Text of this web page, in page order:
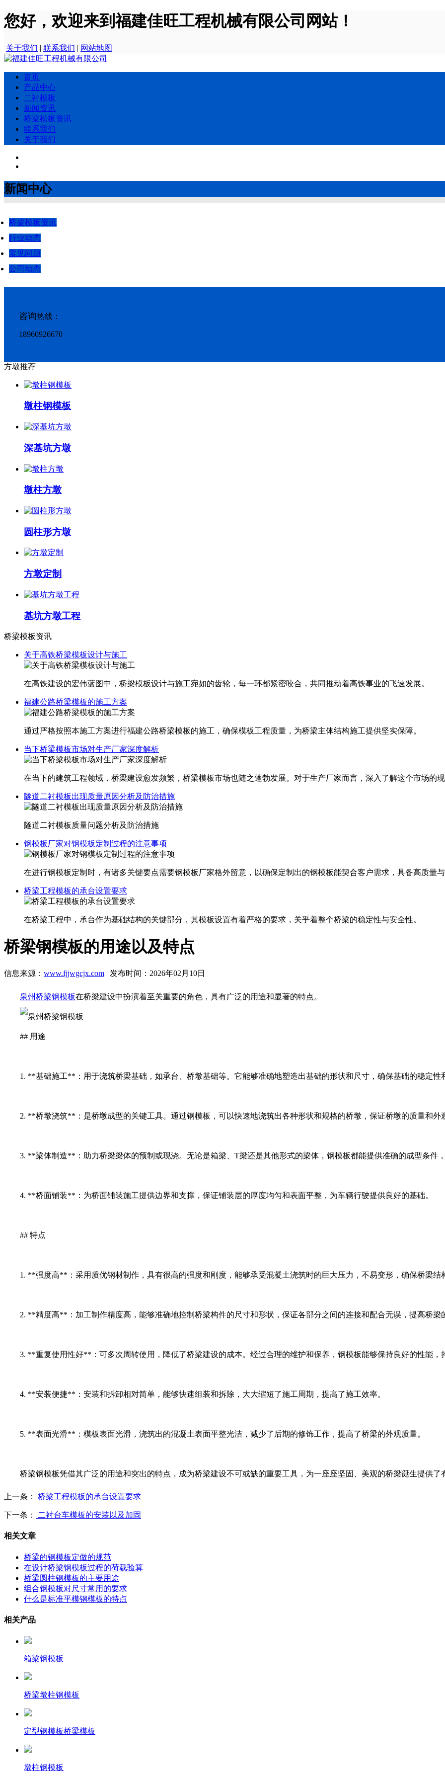
您好，欢迎来到福建佳旺工程机械有限公司网站！
关于我们 | 联系我们 | 网站地图
首页
产品中心
二衬模板
新闻资讯
桥梁模板资讯
联系我们
关于我们
新闻中心
桥梁模板资讯
行业动态
常见问题
公司动态
咨询热线：
18960926670
方墩推荐
墩柱钢模板
深基坑方墩
墩柱方墩
圆柱形方墩
方墩定制
基坑方墩工程
桥梁模板资讯
关于高铁桥梁模板设计与施工
在高铁建设的宏伟蓝图中，桥梁模板设计与施工宛如的齿轮，每一环都紧密咬合，共同推动着高铁事业的飞速发展。
福建公路桥梁模板的施工方案
通过严格按照本施工方案进行福建​公路桥梁模板的施工，确保模板工程质量，为桥梁主体结构施工提供坚实保障。
当下桥梁模板市场对生产厂家深度解析
在当下的建筑工程领域，桥梁建设愈发频繁，桥梁模板市场也随之蓬勃发展。对于生产厂家而言，深入了解这个市场的
隧道二衬模板出现质量原因分析及防治措施
隧道二衬模板质量问题分析及防治措施
钢模板厂家对钢模板定制过程的注意事项
在进行钢模板定制时，有诸多关键要点需要钢模板厂家格外留意，以确保定制出的钢模板能契合客户需求，具备高质量与
桥梁工程模板的承台设置要求
在桥梁工程中，承台作为基础结构的关键部分，其模板设置有着严格的要求，关乎着整个桥梁的稳定性与安全性。
桥梁钢模板的用途以及特点
信息来源： www.fjjwgcjx.com | 发布时间：2026年02月10日
泉州桥梁钢模板在桥梁建设中扮演着至关重要的角色，具有广泛的用途和显著的特点。
## 用途
1. **基础施工**：用于浇筑桥梁基础，如承台、桥墩基础等。它能够准确地塑造出基础的形状和尺寸，确保基础的稳定性
2. **桥墩浇筑**：是桥墩成型的关键工具。通过钢模板，可以快速地浇筑出各种形状和规格的桥墩，保证桥墩的质量和外
3. **梁体制造**：助力桥梁梁体的预制或现浇。无论是箱梁、T梁还是其他形式的梁体，钢模板都能提供准确的成型条件，
4. **桥面铺装**：为桥面铺装施工提供边界和支撑，保证铺装层的厚度均匀和表面平整，为车辆行驶提供良好的基础。
## 特点
1. **强度高**：采用质优钢材制作，具有很高的强度和刚度，能够承受混凝土浇筑时的巨大压力，不易变形，确保桥梁结
2. **精度高**：加工制作精度高，能够准确地控制桥梁构件的尺寸和形状，保证各部分之间的连接和配合无误，提高桥梁
3. **重复使用性好**：可多次周转使用，降低了桥梁建设的成本。经过合理的维护和保养，钢模板能够保持良好的性能，
4. **安装便捷**：安装和拆卸相对简单，能够快速组装和拆除，大大缩短了施工周期，提高了施工效率。
5. **表面光滑**：模板表面光滑，浇筑出的混凝土表面平整光洁，减少了后期的修饰工作，提高了桥梁的外观质量。
桥梁钢模板凭借其广泛的用途和突出的特点，成为桥梁建设不可或缺的重要工具，为一座座坚固、美观的桥梁诞生提供了
上一条： 桥梁工程模板的承台设置要求
下一条： 二衬台车模板的安装以及加固
相关文章
桥梁的钢模板定做的规范
在设计桥梁钢模板过程的荷载验算
桥梁圆柱钢模板的主要用途
组合钢模板对尺寸常用的要求
什么是标准平模钢模板的特点
相关产品
箱梁钢模板
桥梁墩柱钢模板
定型钢模板桥梁模板
墩柱钢模板